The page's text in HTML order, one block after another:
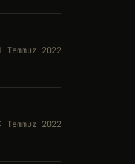
Temmuz 2022
Temmuz 2022